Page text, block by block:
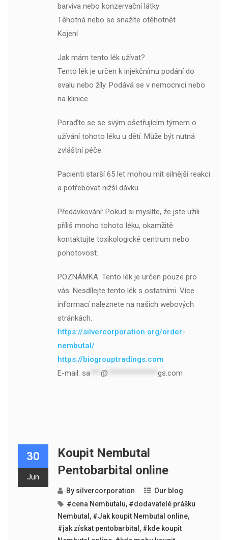
barviva nebo konzervační látky
Těhotná nebo se snažíte otěhotnět
Kojení
Jak mám tento lék užívat?
Tento lék je určen k injekčnímu podání do
svalu nebo žíly. Podává se v nemocnici nebo
na klinice.
Poraďte se se svým ošetřujícím týmem o
užívání tohoto léku u dětí. Může být nutná
zvláštní péče.
Pacienti starší 65 let mohou mít silnější reakci
a potřebovat nižší dávku.
Předávkování: Pokud si myslíte, že jste užili
příliš mnoho tohoto léku, okamžitě
kontaktujte toxikologické centrum nebo
pohotovost.
POZNÁMKA: Tento lék je určen pouze pro
vás. Nesdílejte tento lék s ostatními. Více
informací naleznete na našich webových
stránkách.
https://silvercorporation.org/order-
nembutal/
https://biogrouptradings.com
E-mail: sa*** @ gs.com
30
Jun
Koupit Nembutal
Pentobarbital online
By silvercorporation
Our blog
#cena Nembutalu, #dodavatelé prášku
Nembutal , #Jak koupit Nembutal online,
#jak získat pentobarbital , #kde koupit